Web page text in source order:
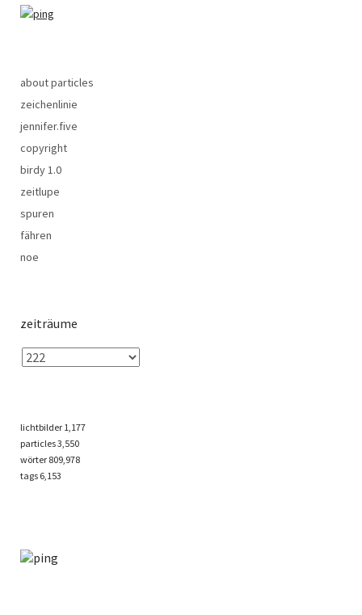
about particles
zeichenlinie
jennifer.five
copyright
birdy 1.0
zeitlupe
spuren
fähren
noe
zeiträume
lichtbilder 1,177
particles3,550
wörter 809,978
tags 6,153